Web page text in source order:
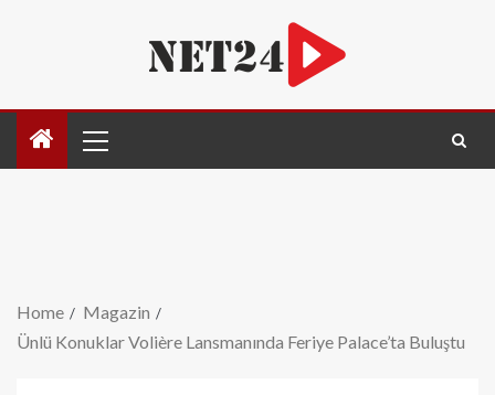
Home
Magazin
Ünlü Konuklar Volière Lansmanında Feriye Palace’ta Buluştu